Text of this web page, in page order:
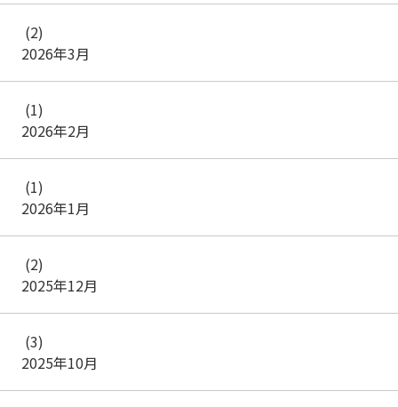
2026年3月
(2)
2026年2月
(1)
2026年1月
(1)
2025年12月
(2)
2025年10月
(3)